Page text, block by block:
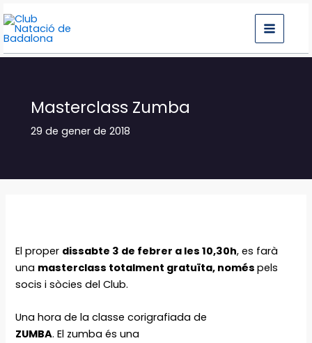
al
contingut
Masterclass Zumba
29 de gener de 2018
El proper dissabte 3 de febrer a les 10,30h, es farà
una masterclass totalment gratuïta, noméspels
socis i sòcies del Club.
Una hora de la classe corigrafiada de
ZUMBA. El zumba és una